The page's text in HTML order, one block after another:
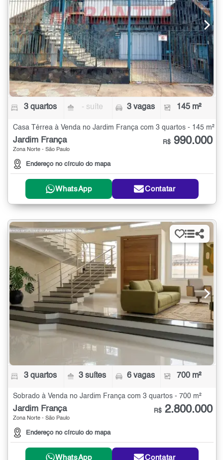
3 quartos - suíte 3 vagas 145 m²
Casa Térrea à Venda no Jardim França com 3 quartos - 145 m²
Jardim França
Zona Norte - São Paulo
Endereço no círculo do mapa
R$ 990.000
WhatsApp Contatar
3 quartos 3 suítes 6 vagas 700 m²
Sobrado à Venda no Jardim França com 3 quartos - 700 m²
Jardim França
Zona Norte - São Paulo
Endereço no círculo do mapa
R$ 2.800.000
WhatsApp Contatar